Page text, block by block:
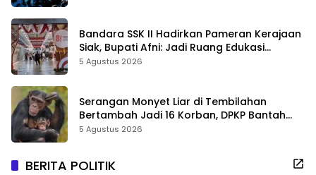
Bandara SSK II Hadirkan Pameran Kerajaan
Siak, Bupati Afni: Jadi Ruang Edukasi
Sejarah Riau
5 Agustus 2026
Serangan Monyet Liar di Tembilahan
Bertambah Jadi 16 Korban, DPKP Bantah
Video Gerombolan Viral
5 Agustus 2026
BERITA POLITIK